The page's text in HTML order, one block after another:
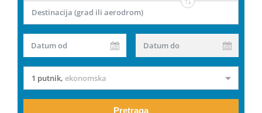
Destinacija (grad ili aerodrom)
Datum od Datum do
1 putnik, ekonomska
Pretraga